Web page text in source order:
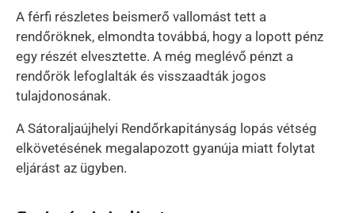
A férfi részletes beismerő vallomást tett a
rendőröknek, elmondta továbbá, hogy a lopott pénz
egy részét elvesztette. A még meglévő pénzt a
rendőrök lefoglalták és visszaadták jogos
tulajdonosának.
A Sátoraljaújhelyi Rendőrkapitányság lopás vétség
elkövetésének megalapozott gyanúja miatt folytat
eljárást az ügyben.